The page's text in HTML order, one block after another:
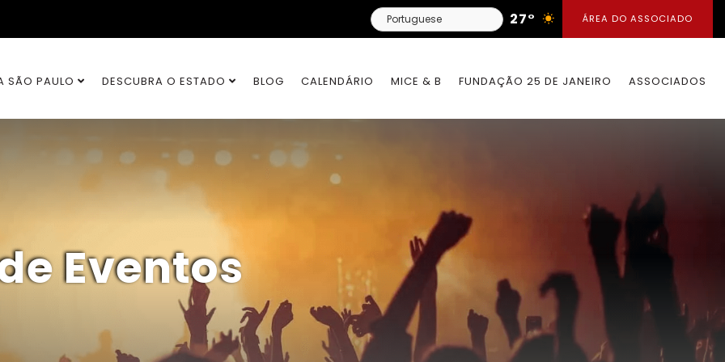
27° ÁREA DO ASSOCIADO
SÃO PAULO DESCUBRA O ESTADO BLOG CALENDÁRIO MICE & B FUNDAÇÃO 25 DE JANEIRO ASSOCIADOS
Eventos